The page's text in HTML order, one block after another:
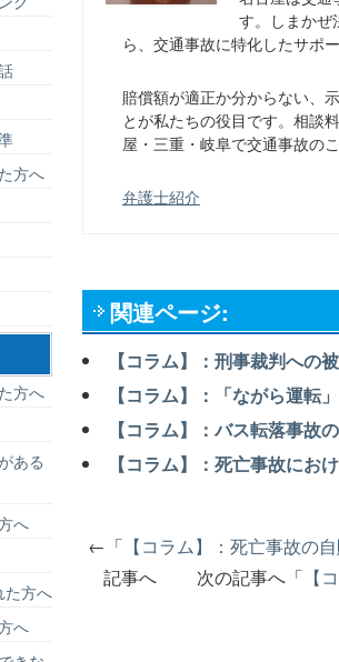
す。しまかぜ
ら、交通事故に特化したサポ
賠償額が適正か分からない、
とが私たちの役目です。相談
屋・三重・岐阜で交通事故の
弁護士紹介
関連ページ:
【コラム】：刑事裁判への
【コラム】：「ながら運転
【コラム】：バス転落事故
【コラム】：死亡事故にお
←「 【コラム】：死亡事故の
記事へ 次の記事へ「 【
方へ
方へ
ある
へ
た方へ
へ